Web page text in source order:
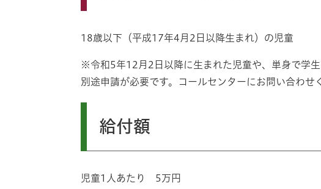
18歳以下（平成17年4月2日以降生まれ）の児童
※令和5年12月2日以降に生まれた児童や、単身で学
別途申請が必要です。コールセンターにお問い合わせ
給付額
児童1人あたり 5万円